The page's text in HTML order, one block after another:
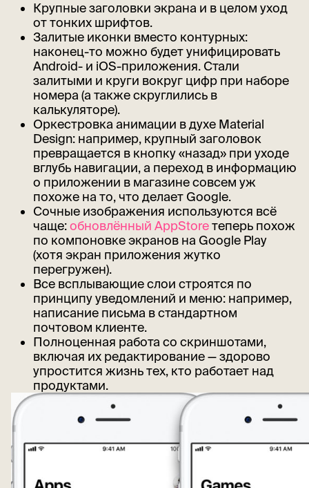
Крупные заголовки экрана и в целом уход
от тонких шрифтов.
Залитые иконки вместо контурных:
наконец-то можно будет унифицировать
Android- и iOS-приложения. Стали
залитыми и круги вокруг цифр при наборе
номера (а также скруглились в
калькуляторе).
Оркестровка анимации в духе Material
Design: например, крупный заголовок
превращается в кнопку «назад» при уходе
вглубь навигации, а переход в информацию
о приложении в магазине совсем уж
похоже на то, что делает Google.
Сочные изображения используются всё
чаще:обновлённый AppStoreтеперь похож
по компоновке экранов на Google Play
(хотя экран приложения жутко
перегружен).
Все всплывающие слои строятся по
принципу уведомлений и меню: например,
написание письма в стандартном
почтовом клиенте.
Полноценная работа со скриншотами,
включая их редактирование — здорово
упростится жизнь тех, кто работает над
продуктами.